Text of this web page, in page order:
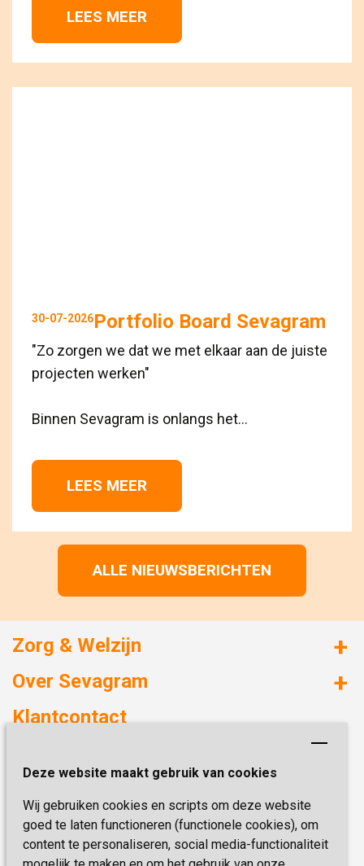
Deze website maakt gebruik van cookies
Wij gebruiken cookies en scripts om deze website
goed te laten functioneren (functionele cookies), om
content te personaliseren, social media-functionaliteit
LEES MEER
30-07-2026Portfolio Board Sevagram
"Zo zorgen we dat we met elkaar aan de juiste
projecten werken"
Binnen Sevagram is onlangs het...
LEES MEER
ALLE NIEUWSBERICHTEN
Zorg & Welzijn
Huizen met zorg
Onze specialiteiten
Over Sevagram
Duurzaamheid
Kwaliteit & Klantbeleving
Missie & Visie
Vastgoed
Klantcontact
6419 PB Heerlen
Telefoon:0900 777 4 777
E-mail:zorgbemiddeling@sevagram.nl